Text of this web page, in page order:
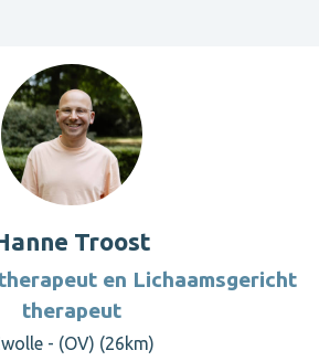
Troost
en Lichaamsgericht
therapeut
- (OV) (26km)